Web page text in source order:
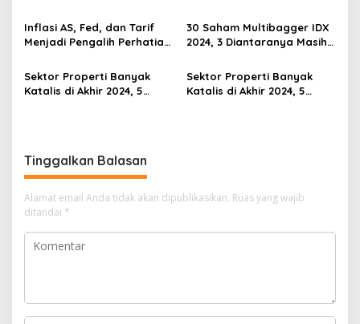
Prospeknya
Multibagger?
Inflasi AS, Fed, dan Tarif
Menjadi Pengalih Perhatian
Keuangan
30 Saham Multibagger IDX
2024, 3 Diantaranya Masih
Sektor Properti Banyak
Katalis di Akhir 2024, 5
Sektor Properti Banyak
Katalis di Akhir 2024, 5
Tinggalkan Balasan
Alamat email Anda tidak akan dipublikasikan. Ruas yang wajib
ditandai *